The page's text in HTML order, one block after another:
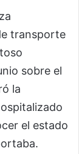
transporte
sobre el
la
el estado